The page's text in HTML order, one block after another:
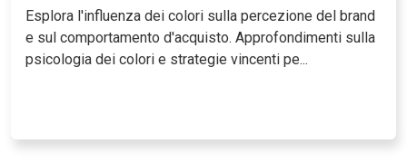
Esplora l'influenza dei colori sulla percezione del brand
e sul comportamento d'acquisto. Approfondimenti sulla
psicologia dei colori e strategie vincenti pe...